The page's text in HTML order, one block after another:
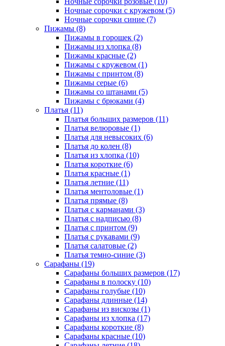
Ночные сорочки с кружевом (5)
Ночные сорочки синие (7)
Пижамы (8)
Пижамы в горошек (2)
Пижамы из хлопка (8)
Пижамы красные (2)
Пижамы с кружевом (1)
Пижамы с принтом (8)
Пижамы серые (6)
Пижамы со штанами (5)
Пижамы с брюками (4)
Платья (11)
Платья больших размеров (11)
Платья велюровые (1)
Платья для невысоких (6)
Платья до колен (8)
Платья из хлопка (10)
Платья короткие (6)
Платья красные (1)
Платья летние (11)
Платья ментоловые (1)
Платья прямые (8)
Платья с карманами (3)
Платья с надписью (8)
Платья с принтом (9)
Платья с рукавами (9)
Платья салатовые (2)
Платья темно-синие (3)
Сарафаны (19)
Сарафаны больших размеров (17)
Сарафаны в полоску (10)
Сарафаны голубые (10)
Сарафаны длинные (14)
Сарафаны из вискозы (1)
Сарафаны из хлопка (17)
Сарафаны короткие (8)
Сарафаны красные (10)